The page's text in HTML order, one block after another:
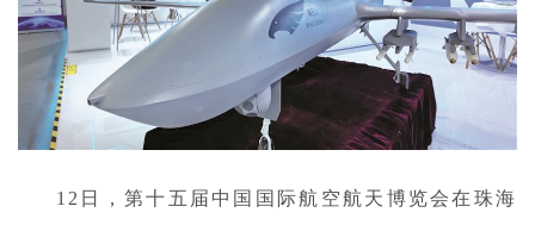
12日，第十五届中国国际航空航天博览会在珠海